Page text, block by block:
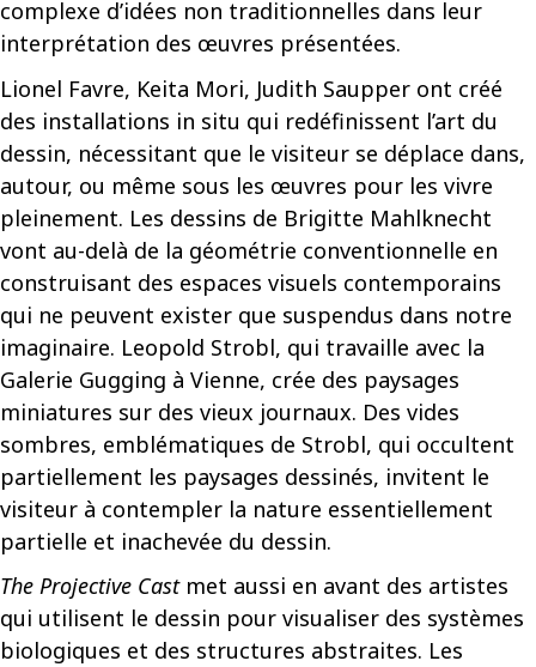
complexe d’idées non traditionnelles dans leur
interprétation des œuvres présentées.
Lionel Favre, Keita Mori, Judith Saupper ont créé
des installations in situ qui redéfinissent l’art du
dessin, nécessitant que le visiteur se déplace dans,
autour, ou même sous les œuvres pour les vivre
pleinement. Les dessins de Brigitte Mahlknecht
vont au-delà de la géométrie conventionnelle en
construisant des espaces visuels contemporains
qui ne peuvent exister que suspendus dans notre
imaginaire. Leopold Strobl, qui travaille avec la
Galerie Gugging à Vienne, crée des paysages
miniatures sur des vieux journaux. Des vides
sombres, emblématiques de Strobl, qui occultent
partiellement les paysages dessinés, invitent le
visiteur à contempler la nature essentiellement
partielle et inachevée du dessin.
The Projective Castmet aussi en avant des artistes
qui utilisent le dessin pour visualiser des systèmes
biologiques et des structures abstraites. Les